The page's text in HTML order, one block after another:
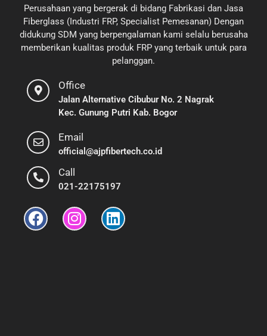
Perusahaan yang bergerak di bidang Fabrikasi dan Jasa
Fiberglass (Industri FRP, Specialist Pemesanan) Dengan
didukung SDM yang berpengalaman kami selalu berusaha
memberikan kualitas produk FRP yang terbaik untuk para
pelanggan.
Office
Jalan Alternative Cibubur No. 2 Nagrak
Kec. Gunung Putri Kab. Bogor
Email
official@ajpfibertech.co.id
Call
021-22175197